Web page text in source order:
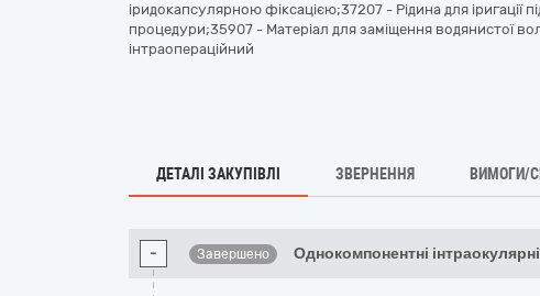
іридокапсулярною фіксацією;37207 - Рідина для іригації
процедури;35907 - Матеріал для заміщення водянистої
інтраопераційний
ДЕТАЛІ ЗАКУПІВЛІ ЗВЕРНЕННЯ ВИМОГИ/
- Завершено Однокомпонентні інтраокулярні